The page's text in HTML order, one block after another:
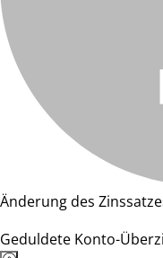
Änderung des
Geduldete Konto-